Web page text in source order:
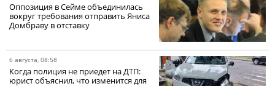
Оппозиция в Сейме объединилась
вокруг требования отправить Яниса
Домбраву в отставку
6 августа, 08:58
Когда полиция не приедет на ДТП:
юрист объяснил, что изменится для